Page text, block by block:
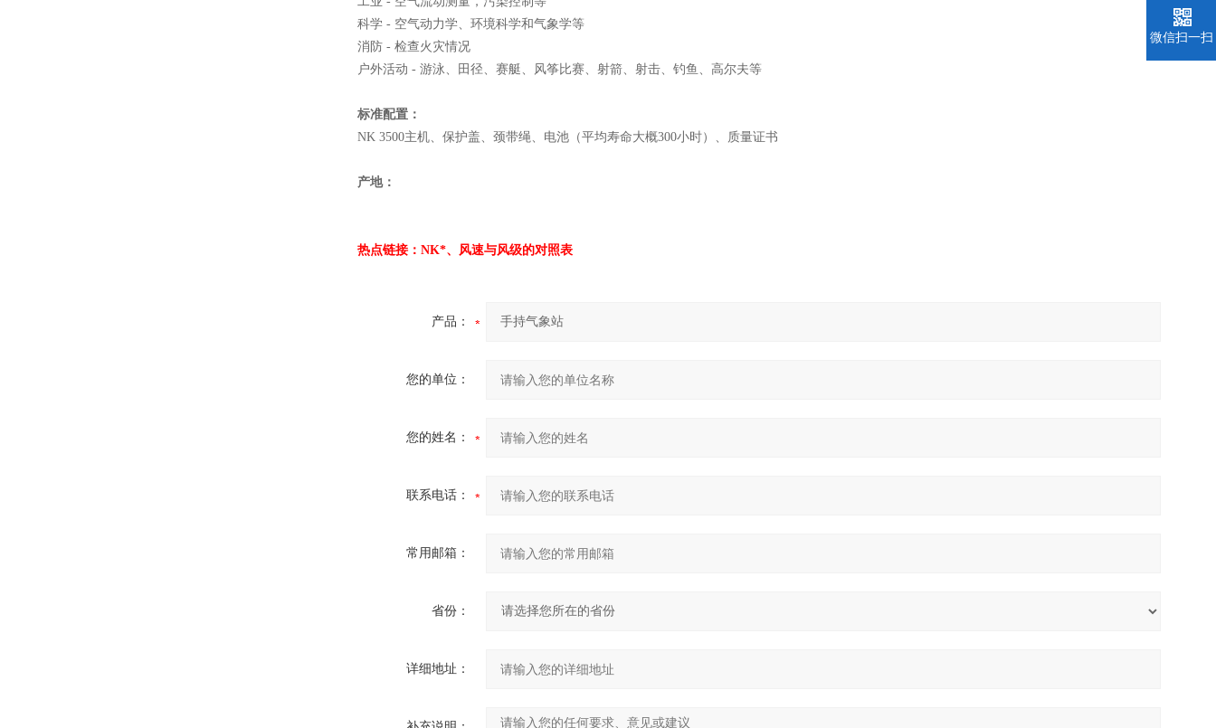
科学 - 空气动力学、环境科学和气象学等
消防 - 检查火灾情况
户外活动 - 游泳、田径、赛艇、风筝比赛、射箭、射击、钓鱼、高尔夫等
标准配置：
NK 3500主机、保护盖、颈带绳、电池（平均寿命大概300小时）、质量证书
产地：
热点链接： NK*、 风速与风级的对照表
产品：
您的单位：
您的姓名：
联系电话：
常用邮箱：
省份：
详细地址：
微信扫一扫